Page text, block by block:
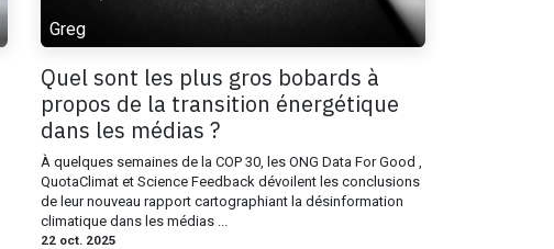
Greg
Quel sont les plus gros bobards à
propos de la transition énergétique
dans les médias ?
À quelques semaines de la COP 30, les ONG Data For Good ,
QuotaClimat et Science Feedback dévoilent les conclusions
de leur nouveau rapport cartographiant la désinformation
climatique dans les médias ...
22 oct. 2025